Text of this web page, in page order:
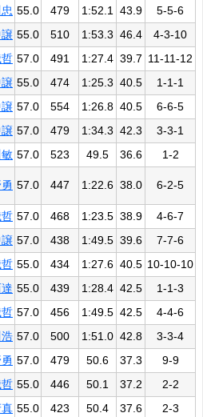
55.0 479 1:52.1 43.9
5-5-6
譲 55.0 510 1:53.3 46.4
4-3-10
57.0 491 1:27.4 39.7 11-11-12
譲 55.0 474 1:25.3 40.5
1-1-1
譲 57.0 554 1:26.8 40.5
6-6-5
譲 57.0 479 1:34.3 42.3
3-3-1
57.0 523 49.5 36.6 1-2
57.0 447 1:22.6 38.0 6-2-5
57.0 468 1:23.5 38.9
4-6-7
譲 57.0 438 1:49.5 39.6
7-7-6
55.0 434 1:27.6 40.5 10-10-10
55.0 439 1:28.4 42.5
1-1-3
57.0 456 1:49.5 42.5
4-4-6
57.0 500 1:51.0 42.8
3-3-4
57.0 479 50.6 37.3
9-9
55.0 446 50.1 37.2
2-2
55.0 423 50.4 37.6 2-3